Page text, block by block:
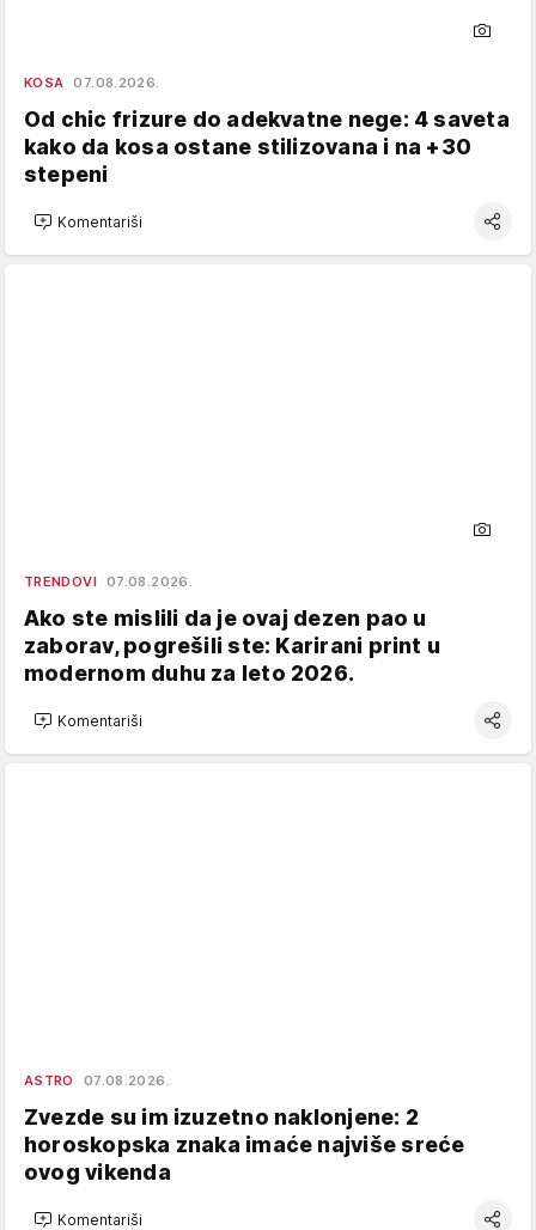
KOSA 07.08.2026.
Od chic frizure do adekvatne nege: 4 saveta
kako da kosa ostane stilizovana i na +30
stepeni
Komentariši
TRENDOVI 07.08.2026.
Ako ste mislili da je ovaj dezen pao u
zaborav, pogrešili ste: Karirani print u
modernom duhu za leto 2026.
Komentariši
ASTRO 07.08.2026.
Zvezde su im izuzetno naklonjene: 2
horoskopska znaka imaće najviše sreće
ovog vikenda
Komentariši